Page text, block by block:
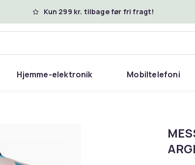
Kun 299 kr. tilbage før fri fragt!
Hjemme-elektronik Mobiltelefoni